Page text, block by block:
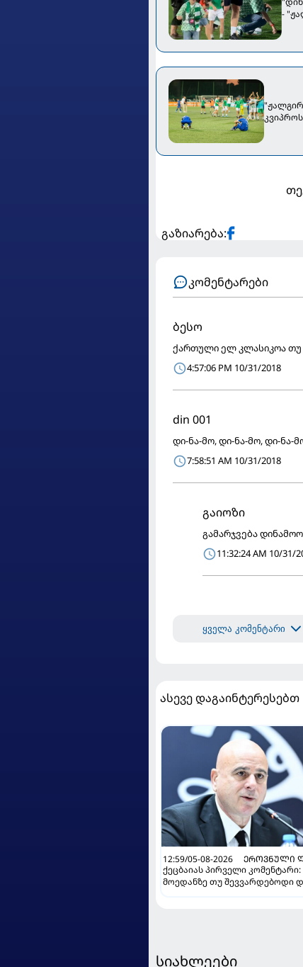
-
გაზიარება:
კომენტარები
ბესო
ქართული ელ კლასიკოა თუ
4:57:06 PM 10/31/2018
din 001
დი-ნა-მო, დი-ნა-მო, დი-ნა-
7:58:51 AM 10/31/2018
გაიოზი
გამარჯვება
11:32:24 AM 10/31/
ყველა კომენტარი
ასევე დაგაინტერესებთ
12:59/05-08-2026
ᲔᲠᲝᲕᲜᲣᲚᲘ
ქეცბაიას პირველი კომენტარი:
მოედანზე თუ შევვარდებოდი
სიახლეები